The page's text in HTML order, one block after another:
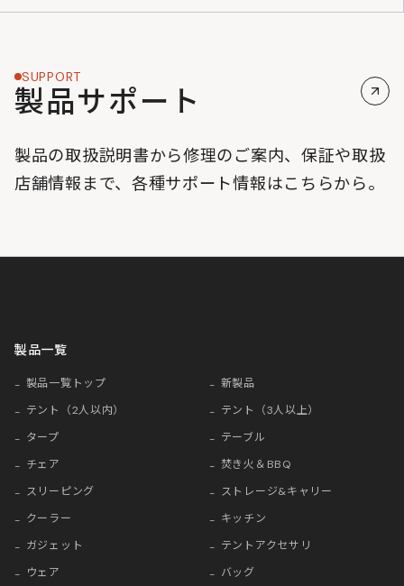
SUPPORT
製品サポート
製品の取扱説明書から修理のご案内、保証や取扱
店舗情報まで、各種サポート情報はこちらから。
製品一覧
製品一覧トップ
新製品
テント（2人以内）
テント（3人以上）
タープ
テーブル
チェア
焚き火＆BBQ
スリーピング
ストレージ&キャリー
クーラー
キッチン
ガジェット
テントアクセサリ
ウェア
バッグ